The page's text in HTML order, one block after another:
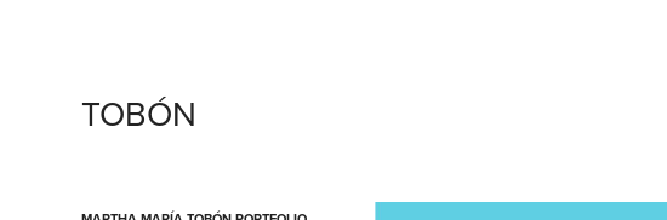
TOBÓN